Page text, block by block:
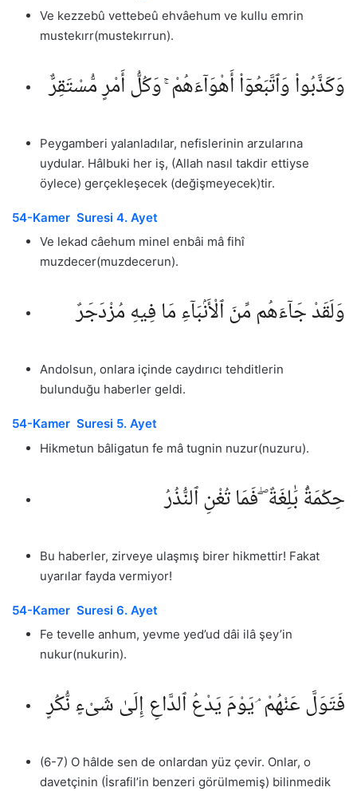
Ve kezzebû vettebeû ehvâehum ve kullu emrin
mustekırr(mustekırrun).
وَكَذَّبُوا۟ وَٱتَّبَعُوٓا۟ أَهْوَآءَهُمْ ۚ وَكُلُّ أَمْرٍ مُّسْتَقِرٌّ
Peygamberi yalanladılar, nefislerinin arzularına
uydular. Hâlbuki her iş, (Allah nasıl takdir ettiyse
öylece) gerçekleşecek (değişmeyecek)tir.
54-Kamer Suresi 4. Ayet
Ve lekad câehum minel enbâi mâ fihî
muzdecer(muzdecerun).
وَلَقَدْ جَآءَهُم مِّنَ ٱلْأَنۢبَآءِ مَا فِيهِ مُزْدَجَرٌ
Andolsun, onlara içinde caydırıcı tehditlerin
bulunduğu haberler geldi.
54-Kamer Suresi 5. Ayet
Hikmetun bâligatun fe mâ tugnin nuzur(nuzuru).
حِكْمَةٌۢ بَٰلِغَةٌ ۖ فَمَا تُغْنِ ٱلنُّذُرُ
Bu haberler, zirveye ulaşmış birer hikmettir! Fakat
uyarılar fayda vermiyor!
54-Kamer Suresi 6. Ayet
Fe tevelle anhum, yevme yed’ud dâi ilâ şey’in
nukur(nukurin).
فَتَوَلَّ عَنْهُمْ ۘ يَوْمَ يَدْعُ ٱلدَّاعِ إِلَىٰ شَىْءٍ نُّكُرٍ
(6-7) O hâlde sen de onlardan yüz çevir. Onlar, o
davetçinin (İsrafil’in benzeri görülmemiş) bilinmedik